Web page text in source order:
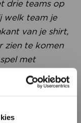
drie teams op
welk team je
van je shirt,
zien te komen
met
het voorpand
ook